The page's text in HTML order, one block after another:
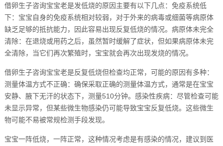
借卵生子咨询宝宝老是发低烧的原因主要有以下几点：免疫系统低
下：宝宝自身的免疫系统相对较弱，对于外来的病毒或细菌等病原体
缺乏足够的抵抗能力，因此容易出现反复低烧的情况。病原体未完全
清除：在退烧或用药之后，虽然暂时缓解了症状，但如果病原体未完
全清除，当它们再次繁殖时，宝宝就会再次出现发烧的情况。
借卵生子咨询宝宝老是反复低烧但检查均正常，可能的原因有多种：
测量体温方式不正确：确保采取正确的测量体温方式，通常是在宝宝
安静、腋下无汗的状态下，测量510分钟。感染性疾病：尽管检查可能
未显示异常，但某些微生物感染仍可能导致宝宝反复低烧。这些微生
物可能不易被常规检测手段发现。
宝宝一阵低烧，一阵正常，这种情况考虑是有感染的情况，建议到医